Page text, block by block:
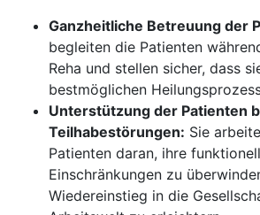
Ganzheitliche Betreuung der
begleiten die Patienten
Reha und stellen sicher, dass
bestmöglichen
Unterstützung der Patienten
Teilhabestörungen: Sie
Patienten daran, ihre
Einschränkungen zu
Wiedereinstieg in die